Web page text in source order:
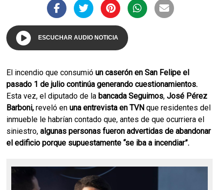
ESCUCHAR AUDIO NOTICIA
El incendio que consumióun caserón en San Felipe el
pasado 1 de julio continúa generando cuestionamientos.
Esta vez, el diputado de la bancada Seguimos, José Pérez
Barboni, reveló en una entrevista en TVN que residentes del
inmueble le habrían contado que, antes de que ocurriera el
siniestro,algunas personas fueron advertidas de abandonar
el edificio porque supuestamente “se iba a incendiar”.